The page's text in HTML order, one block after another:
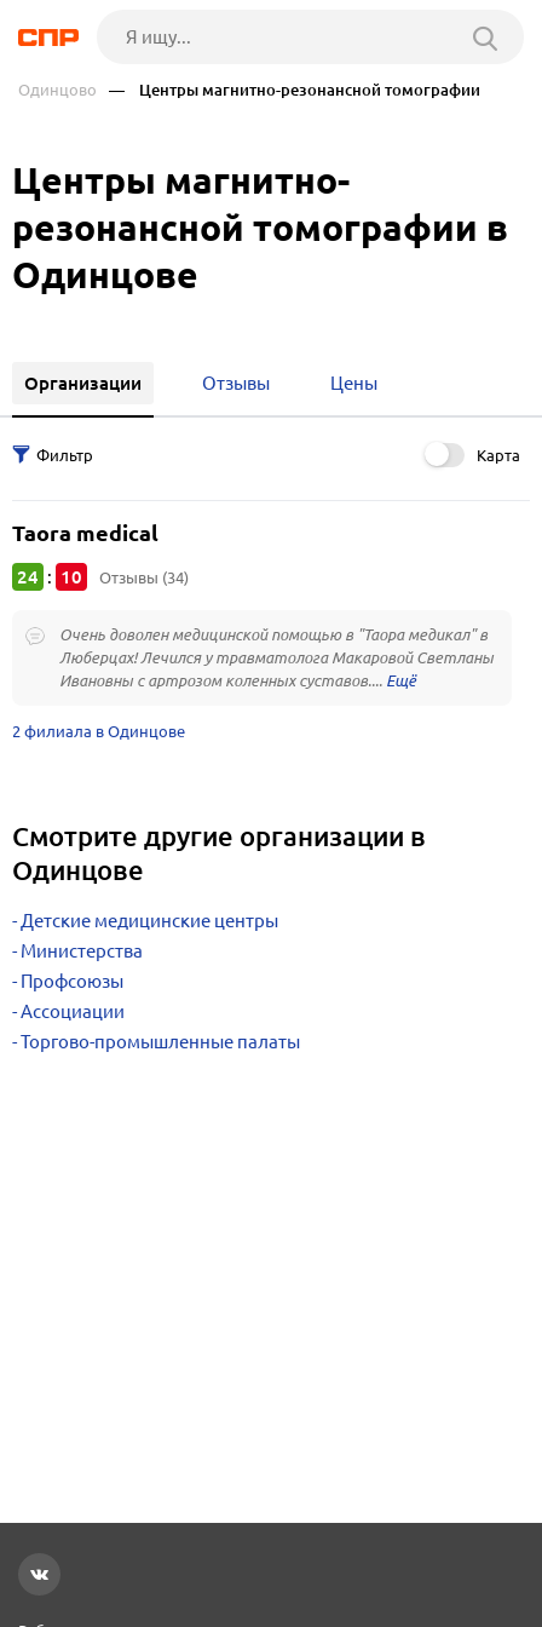
Одинцово — Центры магнитно-резонансной томографии
Центры магнитно-
резонансной томографии в
Одинцове
Организации Отзывы Цены
Карта
Taora medical
24 : 10 Отзывы (34)
Очень доволен медицинской помощью в "Таора медикал" в
Люберцах! Лечился у травматолога Макаровой Светланы
Ивановны с артрозом коленных суставов....
2 филиала в Одинцове
Смотрите другие организации в
Одинцове
Детские медицинские центры
Министерства
Профсоюзы
Ассоциации
Торгово-промышленные палаты